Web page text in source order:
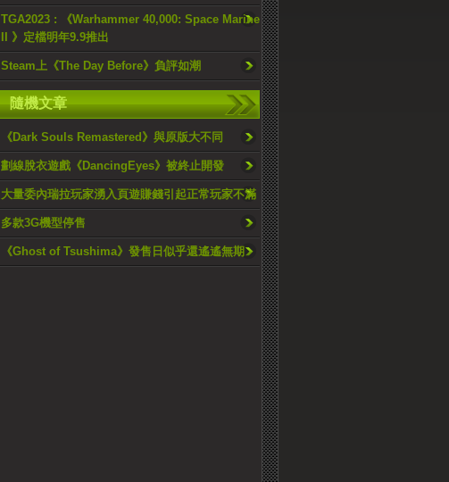
TGA2023 : 《Warhammer 40,000: Space Marine
II 》定檔明年9.9推出
Steam上《The Day Before》負評如潮
隨機文章
《Dark Souls Remastered》與原版大不同
劃線脫衣遊戲《DancingEyes》被終止開發
大量委內瑞拉玩家湧入頁遊賺錢引起正常玩家不滿
多款3G機型停售
《Ghost of Tsushima》發售日似乎還遙遙無期